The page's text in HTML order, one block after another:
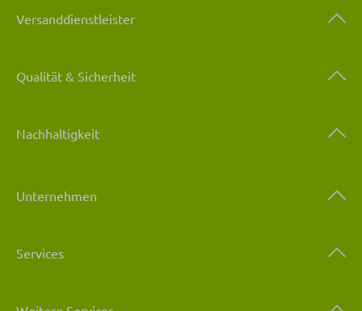
Versanddienstleister
Qualität & Sicherheit
Nachhaltigkeit
Unternehmen
Services